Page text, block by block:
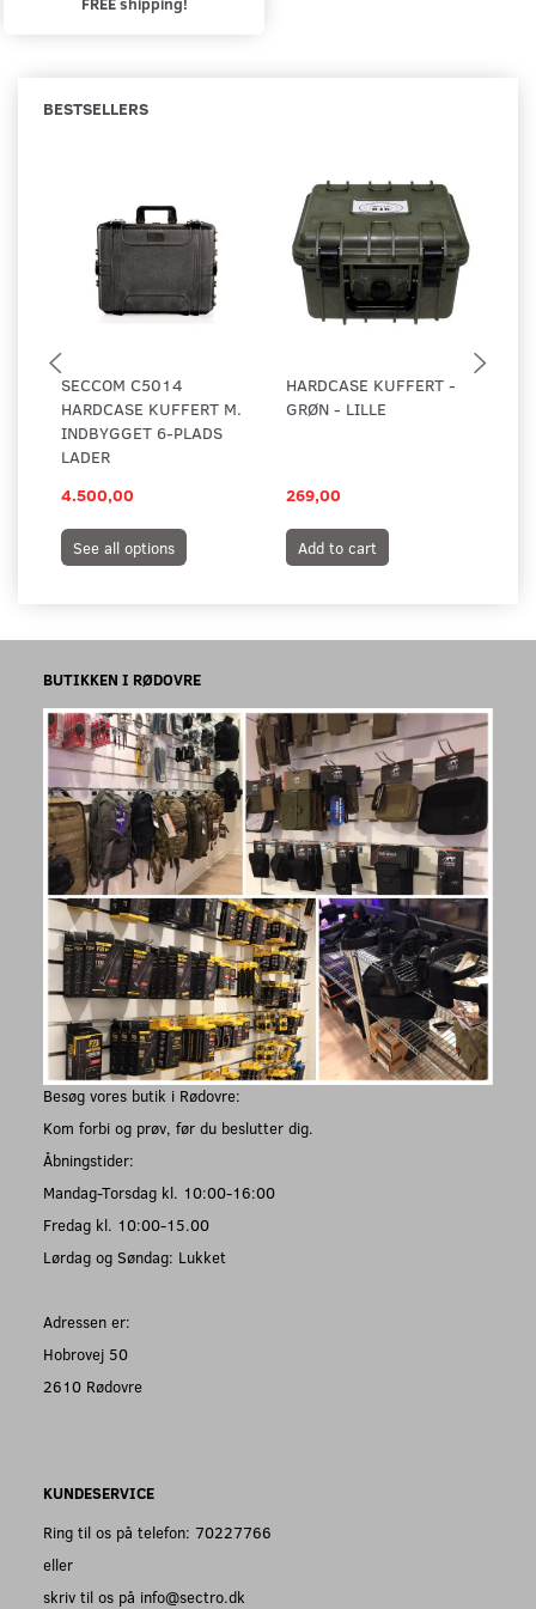
BESTSELLERS
SECCOM C5014
HARDCASE KUFFERT M.
INDBYGGET 6-PLADS
LADER
4.500,00
See all options
HARDCASE KUFFERT -
GRØN - LILLE
269,00
Add to cart
BUTIKKEN I RØDOVRE
Besøg vores butik i Rødovre:
Kom forbi og prøv, før du beslutter dig.
Åbningstider:
Mandag-Torsdag kl. 10:00-16:00
Fredag kl. 10:00-15.00
Lørdag og Søndag: Lukket
Adressen er:
Hobrovej 50
2610 Rødovre
KUNDESERVICE
Ring til os på telefon: 70227766
eller
skriv til os på info@sectro.dk